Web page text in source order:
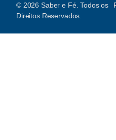
© 2026 Saber e Fé. Todos os
Direitos Reservados.